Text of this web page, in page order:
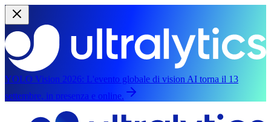
YOLO Vision 2026: L'evento globale di vision AI torna il 13
settembre, in presenza e online.